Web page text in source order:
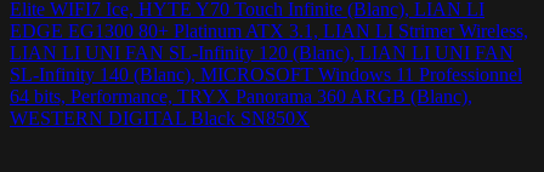
Elite WIFI7 Ice, HYTE Y70 Touch Infinite (Blanc), LIAN LI
EDGE EG1300 80+ Platinum ATX 3.1, LIAN LI Strimer Wireless,
LIAN LI UNI FAN SL-Infinity 120 (Blanc), LIAN LI UNI FAN
SL-Infinity 140 (Blanc), MICROSOFT Windows 11 Professionnel
64 bits, Performance, TRYX Panorama 360 ARGB (Blanc),
WESTERN DIGITAL Black SN850X